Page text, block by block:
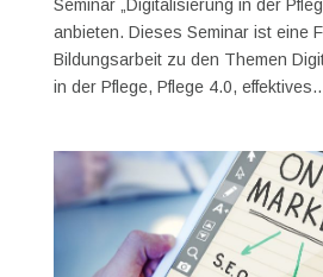
Seminar „Digitalisierung in der
anbieten. Dieses Seminar ist eine
Bildungsarbeit zu den Themen
in der Pflege, Pflege 4.0,